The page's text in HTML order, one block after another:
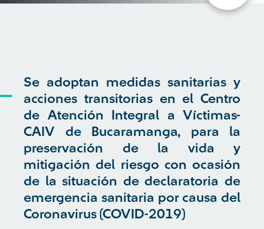
Se adoptan medidas sanitarias y
acciones transitorias en el Centro
de Atención Integral a Víctimas-
CAIV de Bucaramanga, para la
preservación de la vida y
mitigación del riesgo con ocasión
de la situación de declaratoria de
emergencia sanitaria por causa del
Coronavirus (COVID-2019)